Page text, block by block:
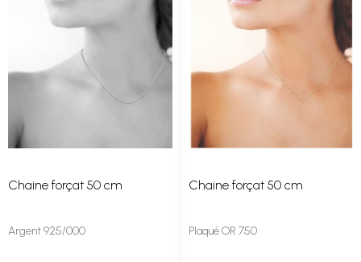
Chaine forçat 50 cm
Argent 925/000
Chaine forçat 50 cm
Plaqué OR 750